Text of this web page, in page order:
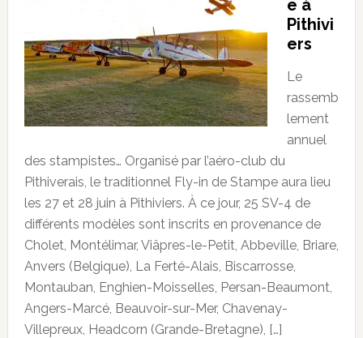
e à
Pithivi
ers
Le
rassemb
lement
annuel
des stampistes… Organisé par l’aéro-club du
Pithiverais, le traditionnel Fly-in de Stampe aura lieu
les 27 et 28 juin à Pithiviers. À ce jour, 25 SV-4 de
différents modèles sont inscrits en provenance de
Cholet, Montélimar, Viâpres-le-Petit, Abbeville, Briare,
Anvers (Belgique), La Ferté-Alais, Biscarrosse,
Montauban, Enghien-Moisselles, Persan-Beaumont,
Angers-Marcé, Beauvoir-sur-Mer, Chavenay-
Villepreux, Headcorn (Grande-Bretagne), […]